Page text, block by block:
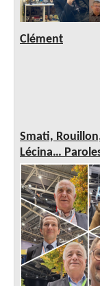
Clément
Smati,
Lécina…